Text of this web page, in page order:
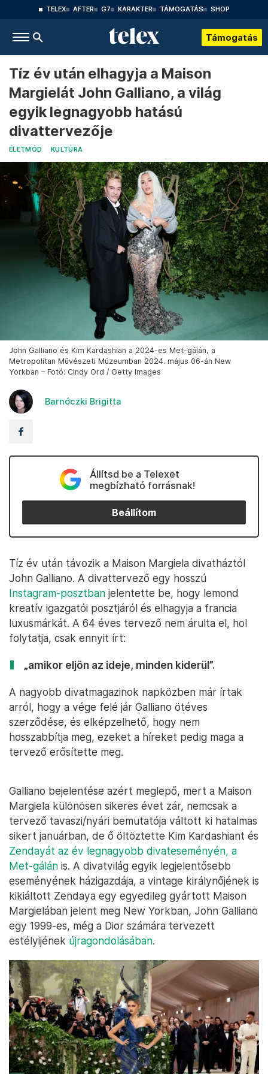
TELEX AFTER G7 KARAKTER TÁMOGATÁS SHOP
Támogatás
Tíz év után elhagyja a Maison
Margielát John Galliano, a világ
egyik legnagyobb hatású
divattervezője
ÉLETMÓD KULTÚRA
John Galliano és Kim Kardashian a 2024-es Met-gálán, a
Metropolitan Művészeti Múzeumban 2024. május 06-án New
Yorkban – Fotó: Cindy Ord / Getty Images
Barnóczki Brigitta
Állítsd be a Telexet
megbízható forrásnak!
Beállítom
Tíz év után távozik a Maison Margiela divatháztól
John Galliano. A divattervező egy hosszú
Instagram-posztban jelentette be, hogy lemond
kreatív igazgatói posztjáról és elhagyja a francia
luxusmárkát. A 64 éves tervező nem árulta el, hol
folytatja, csak ennyit írt:
„amikor eljön az ideje, minden kiderül”.
A nagyobb divatmagazinok napközben már írtak
arról, hogy a vége felé jár Galliano ötéves
szerződése, és elképzelhető, hogy nem
hosszabbítja meg, ezeket a híreket pedig maga a
tervező erősítette meg.
Galliano bejelentése azért meglepő, mert a Maison
Margiela különösen sikeres évet zár, nemcsak a
tervező tavaszi/nyári bemutatója váltott ki hatalmas
sikert januárban, de ő öltöztette Kim Kardashiant és
Zendayát az év legnagyobb divateseményén, a
Met-gálán is. A divatvilág egyik legjelentősebb
eseményének házigazdája, a vintage királynőjének is
kikiáltott Zendaya egy egyedileg gyártott Maison
Margielában jelent meg New Yorkban, John Galliano
egy 1999-es, még a Dior számára tervezett
estélyijének újragondolásában.